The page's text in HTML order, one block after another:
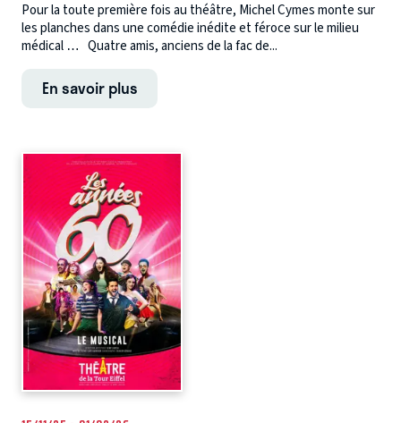
Pour la toute première fois au théâtre, Michel Cymes monte sur
les planches dans une comédie inédite et féroce sur le milieu
médical … Quatre amis, anciens de la fac de...
En savoir plus